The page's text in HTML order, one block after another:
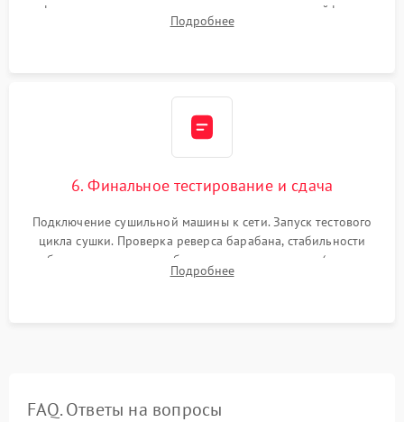
фиксация всех узлов, подключение клемм и шлейфов к
модулю управления. Монтаж корпусных панелей, люка и
Подробнее
6. Финальное тестирование и сдача
Подключение сушильной машины к сети. Запуск тестового
цикла сушки. Проверка реверса барабана, стабильности
набора температуры, работы дренажного насоса (откачка
конденсата) и отсутствия посторонних скрипов, стуков или
Подробнее
FAQ. Ответы на вопросы